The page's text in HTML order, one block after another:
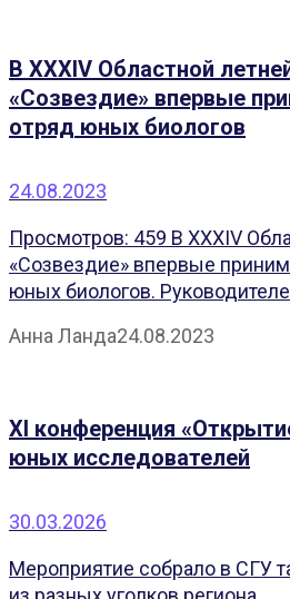
В XXXIV Областной
«Созвездие» впервые
отряд юных биологов
24.08.2023
Просмотров: 459 В XXXIV
«Созвездие» впервые
юных биологов.
Анна Ланда24.08.2023
XI конференция
юных исследователей
30.03.2026
Мероприятие собрало в СГУ